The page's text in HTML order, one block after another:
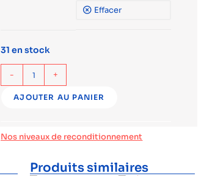
Effacer
31 en stock
- +
AJOUTER AU PANIER
Nos niveaux de reconditionnement
Produits similaires